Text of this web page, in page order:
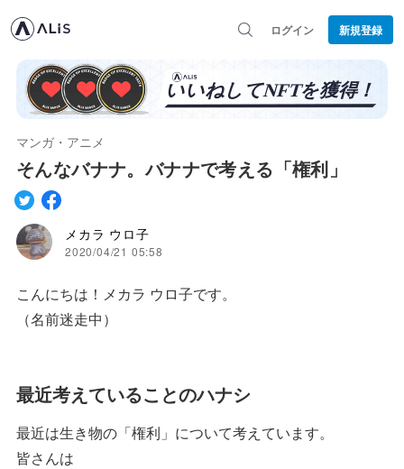
ログイン 新規登録
マンガ・アニメ
そんなバナナ。バナナで考える「権利」
メカラ ウロ子
2020/04/21 05:58
こんにちは！メカラ ウロ子です。
（名前迷走中）
最近考えていることのハナシ
最近は生き物の「権利」について考えています。
皆さんは